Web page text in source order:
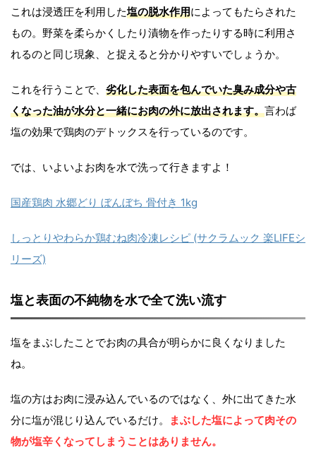
これは浸透圧を利用した塩の脱水作用によってもたらされた
もの。野菜を柔らかくしたり漬物を作ったりする時に利用さ
れるのと同じ現象、と捉えると分かりやすいでしょうか。
これを行うことで、 劣化した表面を包んでいた臭み成分や古
くなった油が水分と一緒にお肉の外に放出されます。言わば
塩の効果で鶏肉のデトックスを行っているのです。
では、いよいよお肉を水で洗って行きますよ！
国産鶏肉 水郷どり ぼんぼち 骨付き 1kg
しっとりやわらか鶏むね肉冷凍レシピ (サクラムック 楽LIFEシ
リーズ)
塩と表面の不純物を水で全て洗い流す
塩をまぶしたことでお肉の具合が明らかに良くなりました
ね。
塩の方はお肉に浸み込んでいるのではなく、外に出てきた水
分に塩が混じり込んでいるだけ。
まぶした塩によって肉その
物が塩辛くなってしまうことはありません。